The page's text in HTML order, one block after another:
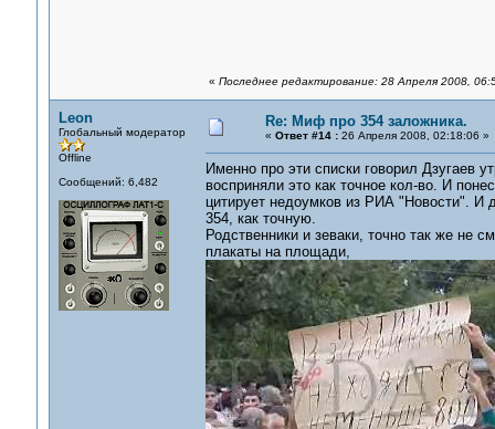
« Последнее редактирование: 28 Апреля 2008,
Leon
Глобальный модератор
Offline
Сообщений: 6,482
Re: Миф про 354 заложника.
« Ответ #14 :26 Апреля 2008, 02:18:06 »
Именно про эти списки говорил Дзугаев
восприняли это как точное кол-во. И
цитирует недоумков из РИА "Новости". И
354, как точную.
Родственники и зеваки, точно так же не
плакаты на площади,